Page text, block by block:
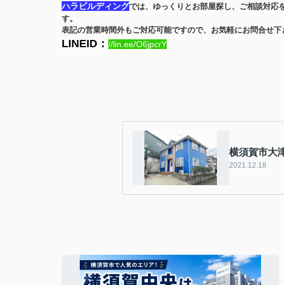
ハラビルディングでは、ゆっくりとお部屋探し、ご相談対応
す。
表記の営業時間外もご対応可能ですので、お気軽にお問合せ下
LINEID： //lin.ee/O6jpcrY
横須賀市大
2021.12.18